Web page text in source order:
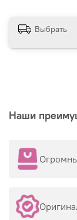
Выбрать
Наши